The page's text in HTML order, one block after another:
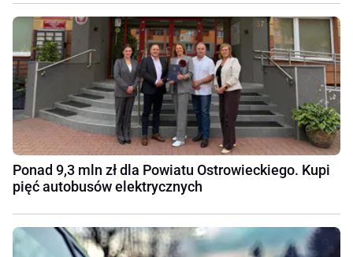
Ponad 9,3 mln zł dla Powiatu Ostrowieckiego. Kupi
pięć autobusów elektrycznych